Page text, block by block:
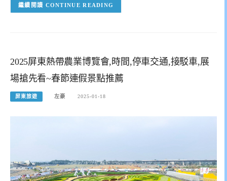
CONTINUE READING
2025屏東熱帶農業博覽會,時間,停車交通,接駁車,展
場搶先看~春節連假景點推薦
屏東旅遊 左豪 2025-01-18